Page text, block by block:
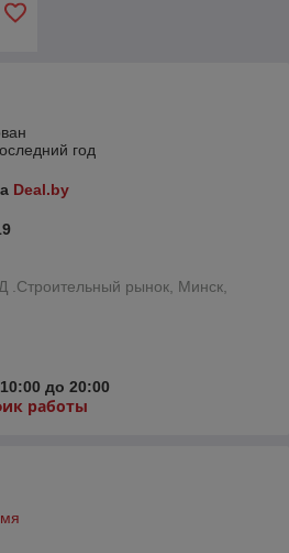
год
Deal.by
.Строительный рынок, Минск,
до 20:00
работы